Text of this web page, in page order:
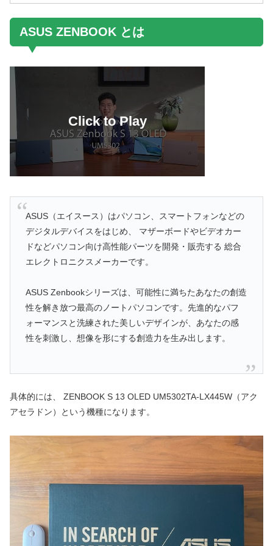
ASUS ZENBOOK とは
ASUS（エイスース）はパソコン、スマートフォンなどの
デジタルデバイスをはじめ、 マザーボードやビデオカー
ドなどパソコン向け高性能パーツを開発・販売する 総合
エレクトロニクスメーカーです。
ASUS Zenbookシリーズは、可能性に満ちたあなたの創造
性を解き放つ最高のノートパソコンです。先進的なパフ
ォーマンスと洗練された美しいデザインが、あなたの感
性を刺激し、想像を形にする創造力を生み出します。
具体的には、 ZENBOOK S 13 OLED UM5302TA-LX445W（アク
アセラドン）という機種になります。